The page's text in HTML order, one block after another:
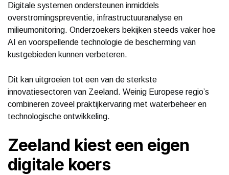
Digitale systemen ondersteunen inmiddels
overstromingspreventie, infrastructuuranalyse en
milieumonitoring. Onderzoekers bekijken steeds vaker hoe
AI en voorspellende technologie de bescherming van
kustgebieden kunnen verbeteren.
Dit kan uitgroeien tot een van de sterkste
innovatiesectoren van Zeeland. Weinig Europese regio’s
combineren zoveel praktijkervaring met waterbeheer en
technologische ontwikkeling.
Zeeland kiest een eigen
digitale koers